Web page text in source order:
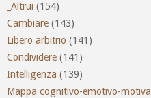
_Altrui (154)
Cambiare (143)
Libero arbitrio (141)
Condividere (141)
Intelligenza (139)
Mappa cognitivo-emotivo-motiva